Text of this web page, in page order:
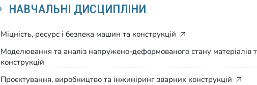
НАВЧАЛЬНІ ДИСЦИПЛІНИ
Міцність, ресурс і безпека машин та конструкцій
Моделювання та аналіз напружено-деформованого стану матеріалів
конструкцій
Проєктування, виробництво та інжиніринг зварних конструкцій